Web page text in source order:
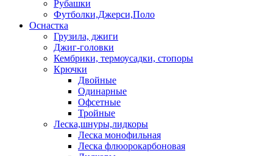
Рубашки
Футболки,Джерси,Поло
Оснастка
Грузила, джиги
Джиг-головки
Кембрики, термоусадки, стопоры
Крючки
Двойные
Одинарные
Офсетные
Тройные
Леска,шнуры,лидкоры
Леска монофильная
Леска флюорокарбоновая